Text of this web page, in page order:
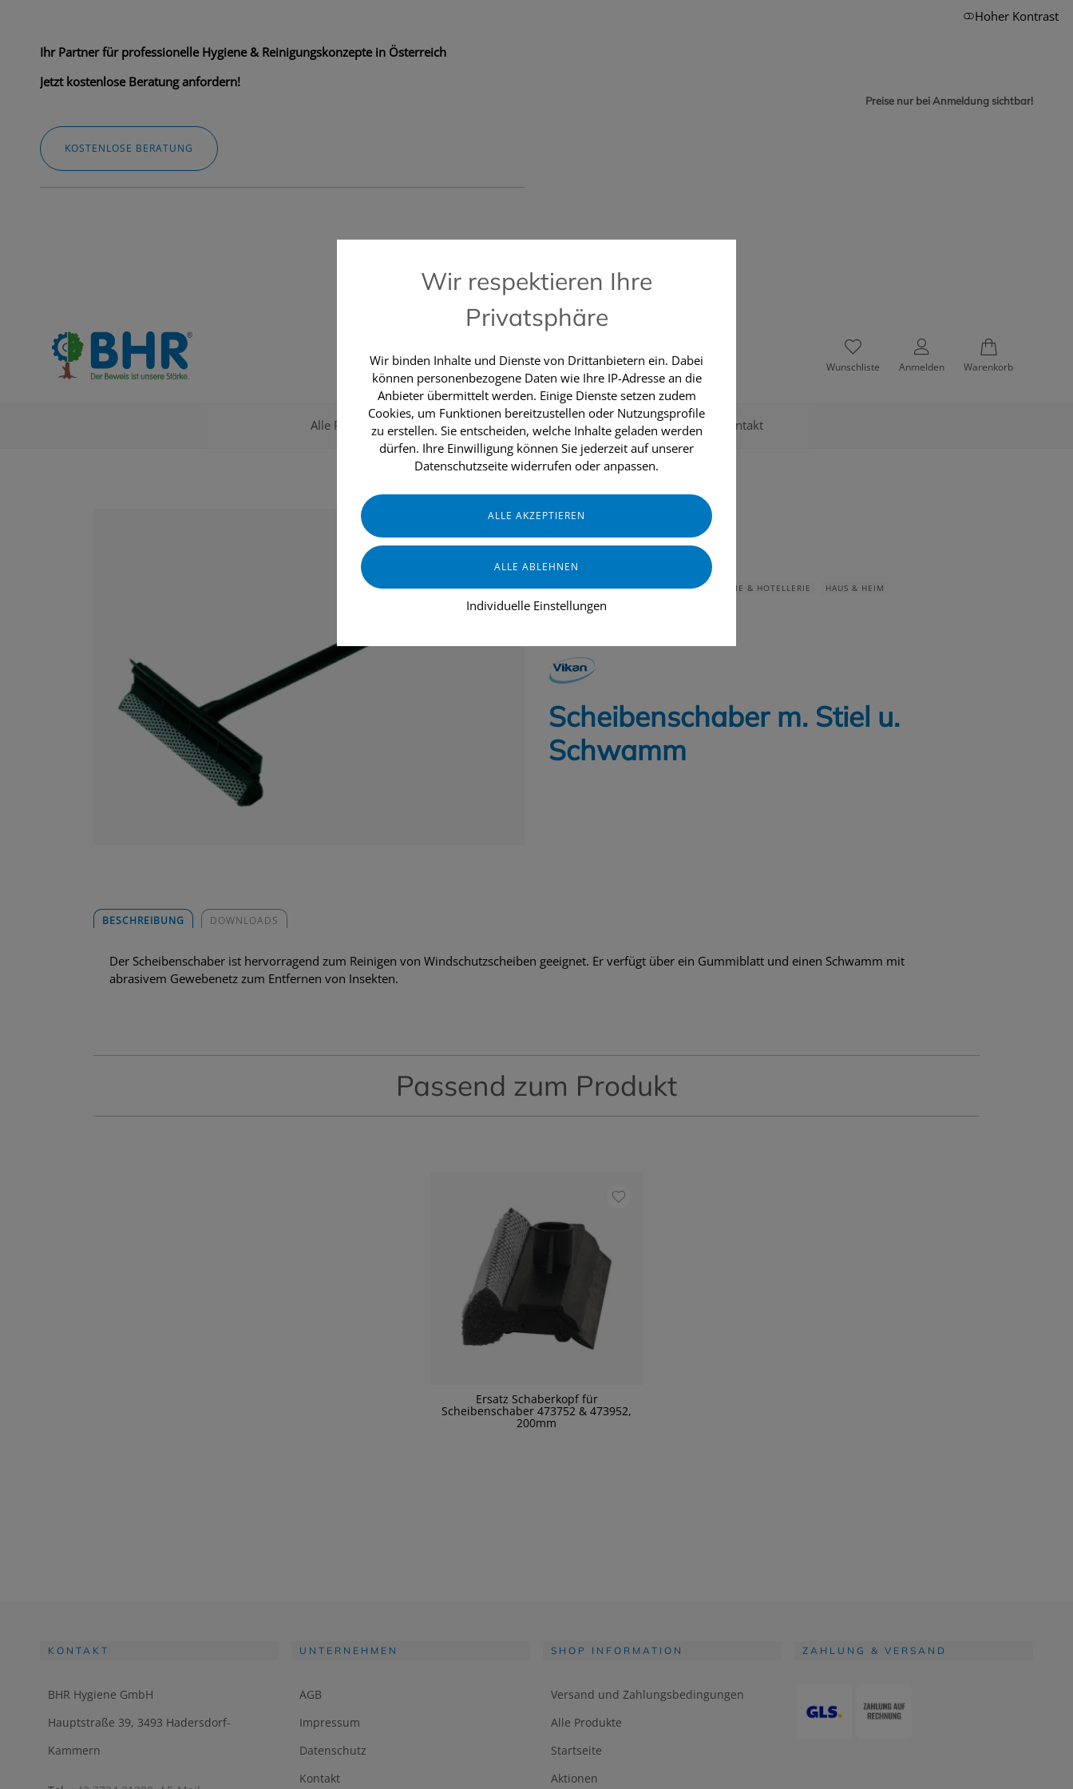
Ihr Partner für professionelle Hygiene & Reinigungskonzepte in Österreich
Jetzt kostenlose Beratung anfordern!
KOSTENLOSE BERATUNG
Preise nur bei Anmeldung sichtbar!
📞 Kostenlose Hotline +43 664 196 28 20
Hoher Kontrast
Wunschliste Anmelden Warenkorb
Alle Produkte Aktionen Topseller Über uns Kontakt
INDUSTRIE & HANDWERK GASTRONOMIE & HOTELLERIE
HAUS & HEIM
GERÄTE & ZUBEHÖR
Scheibenschaber m. Stiel u.
Schwamm
BESCHREIBUNG DOWNLOADS
Der Scheibenschaber ist hervorragend zum Reinigen von Windschutzscheiben geeignet. Er verfügt über ein Gummiblatt und einen Schwamm mit
abrasivem Gewebenetz zum Entfernen von Insekten.
Passend zum Produkt
Ersatz Schaberkopf für
Scheibenschaber 473752 & 473952,
200mm
Wir respektieren Ihre
Privatsphäre
Wir binden Inhalte und Dienste von Drittanbietern ein. Dabei
können personenbezogene Daten wie Ihre IP-Adresse an die
Anbieter übermittelt werden. Einige Dienste setzen zudem
Cookies, um Funktionen bereitzustellen oder Nutzungsprofile
zu erstellen. Sie entscheiden, welche Inhalte geladen werden
dürfen. Ihre Einwilligung können Sie jederzeit auf unserer
Datenschutzseite widerrufen oder anpassen.
Individuelle Einstellungen
KONTAKT
BHR Hygiene GmbH
Hauptstraße 39, 3493 Hadersdorf-
Kammern
UNTERNEHMEN
AGB
Impressum
Datenschutz
Kontakt
SHOP INFORMATION
Versand und Zahlungsbedingungen
Alle Produkte
Startseite
Aktionen
ZAHLUNG & VERSAND